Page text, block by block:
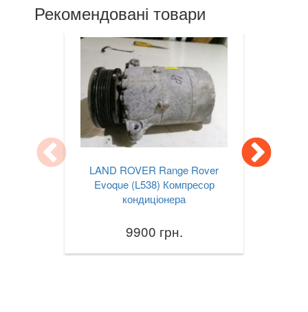
Рекомендовані товари
LAND ROVER Range Rover
Evoque (L538) Компресор
кондиціонера
9900 грн.